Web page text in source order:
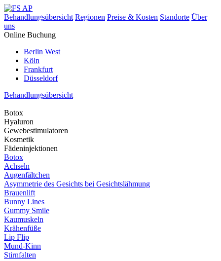
Behandlungsübersicht Regionen Preise & Kosten Standorte Über
uns
Online Buchung
Berlin West
Köln
Frankfurt
Düsseldorf
Behandlungsübersicht
Botox
Hyaluron
Gewebestimulatoren
Kosmetik
Fädeninjektionen
Botox
Achseln
Augenfältchen
Asymmetrie des Gesichts bei Gesichtslähmung
Brauenlift
Bunny Lines
Gummy Smile
Kaumuskeln
Krähenfüße
Lip Flip
Mund-Kinn
Stirnfalten